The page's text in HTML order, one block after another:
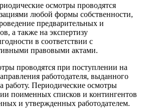
осмотры проводятся
любой формы собственности,
предварительных и
а также на экспертизу
в соответствии с
правовыми актами.
проводятся при поступлении на
работодателя, выданного
работу. Периодические осмотры
поименных списков и контингентов
и утвержденных работодателем.